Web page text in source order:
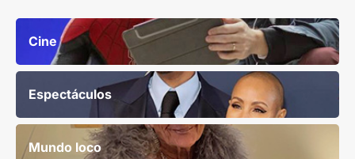
Cine
Espectáculos
Mundo loco